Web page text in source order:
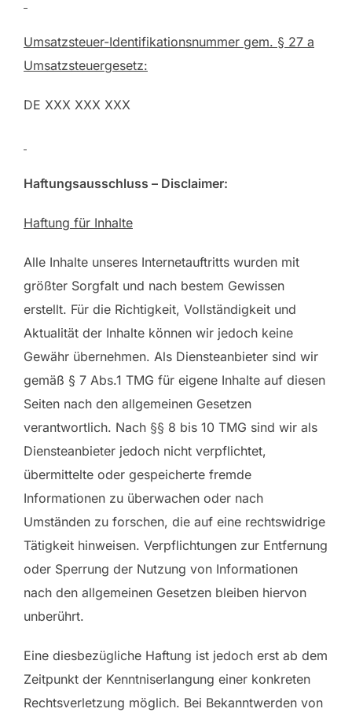
Umsatzsteuer-Identifikationsnummer gem. § 27 a
Umsatzsteuergesetz:
DE XXX XXX XXX
Haftungsausschluss – Disclaimer:
Haftung für Inhalte
Alle Inhalte unseres Internetauftritts wurden mit
größter Sorgfalt und nach bestem Gewissen
erstellt. Für die Richtigkeit, Vollständigkeit und
Aktualität der Inhalte können wir jedoch keine
Gewähr übernehmen. Als Diensteanbieter sind wir
gemäß § 7 Abs.1 TMG für eigene Inhalte auf diesen
Seiten nach den allgemeinen Gesetzen
verantwortlich. Nach §§ 8 bis 10 TMG sind wir als
Diensteanbieter jedoch nicht verpflichtet,
übermittelte oder gespeicherte fremde
Informationen zu überwachen oder nach
Umständen zu forschen, die auf eine rechtswidrige
Tätigkeit hinweisen. Verpflichtungen zur Entfernung
oder Sperrung der Nutzung von Informationen
nach den allgemeinen Gesetzen bleiben hiervon
unberührt.
Eine diesbezügliche Haftung ist jedoch erst ab dem
Zeitpunkt der Kenntniserlangung einer konkreten
Rechtsverletzung möglich. Bei Bekanntwerden von